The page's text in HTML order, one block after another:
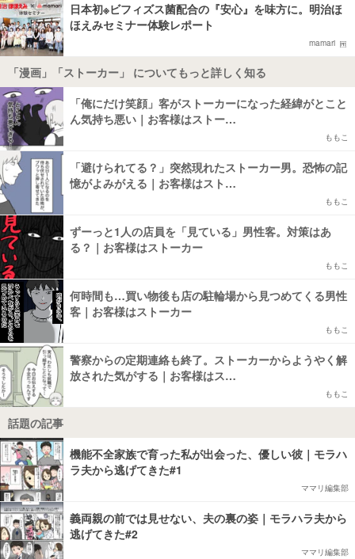
日本初※ビフィズス菌配合の『安心』を味方に。明治ほ
ほえみセミナー体験レポート
mamari
「漫画」「ストーカー」 についてもっと詳しく知る
「俺にだけ笑顔」客がストーカーになった経緯がとこと
ん気持ち悪い｜お客様はストー…
ももこ
「避けられてる？」突然現れたストーカー男。恐怖の記
憶がよみがえる｜お客様はスト…
ももこ
ずーっと1人の店員を「見ている」男性客。対策はあ
る？｜お客様はストーカー
ももこ
何時間も…買い物後も店の駐輪場から見つめてくる男性
客｜お客様はストーカー
ももこ
警察からの定期連絡も終了。ストーカーからようやく解
放された気がする｜お客様はス…
ももこ
話題の記事
機能不全家族で育った私が出会った、優しい彼｜モラハ
ラ夫から逃げてきた#1
ママリ編集部
義両親の前では見せない、夫の裏の姿｜モラハラ夫から
逃げてきた#2
ママリ編集部